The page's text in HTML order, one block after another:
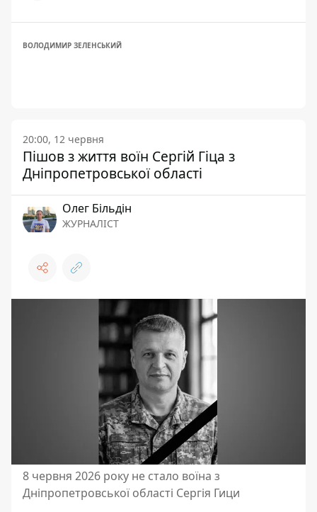
ВОЛОДИМИР ЗЕЛЕНСЬКИЙ
20:00, 12 червня
Пішов з життя воїн Сергій Гіца з
Дніпропетровської області
Олег Більдін
ЖУРНАЛІСТ
8 червня 2026 року не стало воїна з
Дніпропетровської області Сергія Гици